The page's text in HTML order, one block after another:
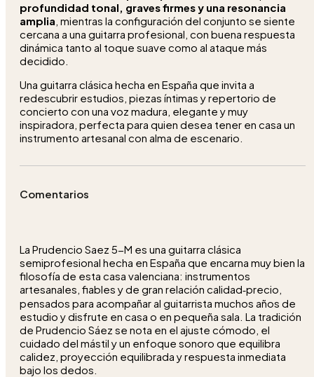
profundidad tonal, graves firmes y una resonancia
amplia , mientras la configuración del conjunto se siente
cercana a una guitarra profesional, con buena respuesta
dinámica tanto al toque suave como al ataque más
decidido.​
Una guitarra clásica hecha en España que invita a
redescubrir estudios, piezas íntimas y repertorio de
concierto con una voz madura, elegante y muy
inspiradora, perfecta para quien desea tener en casa un
instrumento artesanal con alma de escenario.
Comentarios
La Prudencio Saez 5-M es una guitarra clásica
semiprofesional hecha en España que encarna muy bien la
filosofía de esta casa valenciana: instrumentos
artesanales, fiables y de gran relación calidad‑precio,
pensados para acompañar al guitarrista muchos años de
estudio y disfrute en casa o en pequeña sala. La tradición
de Prudencio Sáez se nota en el ajuste cómodo, el
cuidado del mástil y un enfoque sonoro que equilibra
calidez, proyección equilibrada y respuesta inmediata
bajo los dedos.